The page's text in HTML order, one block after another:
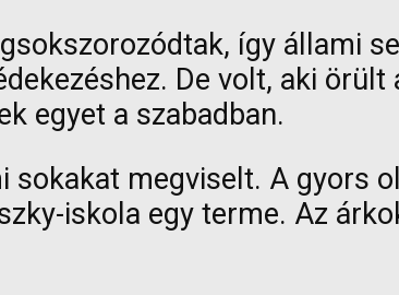
így állami
De volt, aki örült
egyet a szabadban.
megviselt. A gyors
iskola egy terme. Az